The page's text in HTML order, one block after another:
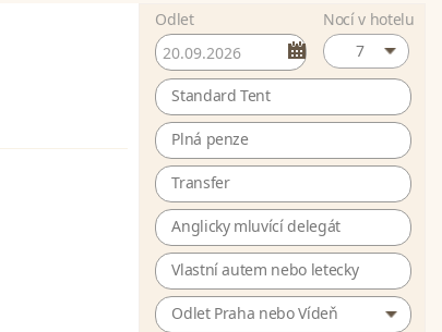
Odlet
Nocí v hotelu
7
Standard Tent
Plná penze
Transfer
Anglicky mluvící delegát
Vlastní autem nebo letecky
Odlet Praha nebo Vídeň